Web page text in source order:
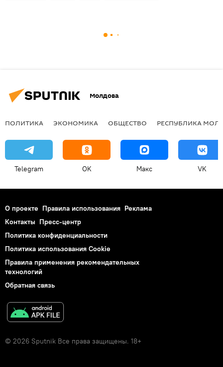
Молдова
ПОЛИТИКА ЭКОНОМИКА ОБЩЕСТВО РЕСПУБЛИКА
Telegram OK Макс VK
О проекте Правила использования Реклама
Контакты Пресс-центр
Политика конфиденциальности
Политика использования Cookie
Правила применения рекомендательных
технологий
Обратная связь
© 2026 Sputnik Все права защищены. 18+